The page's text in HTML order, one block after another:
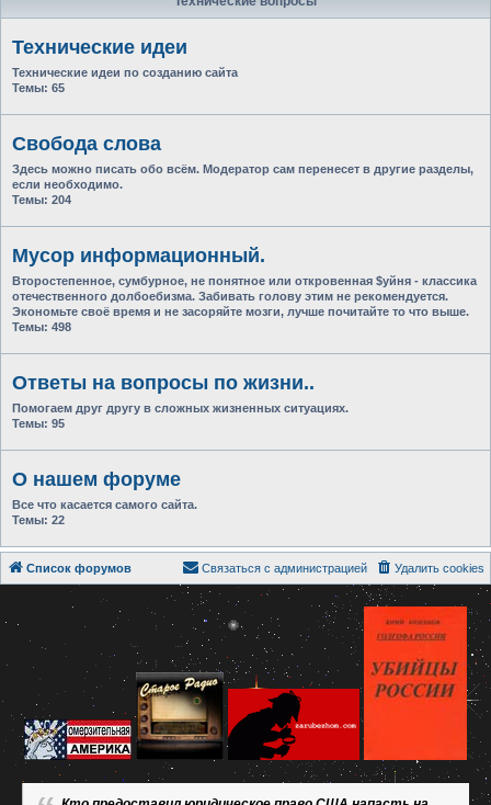
Технические идеи
Технические идеи по созданию сайта
Темы: 65
Свобода слова
Здесь можно писать обо всём. Модератор сам перенесет в другие разделы,
если необходимо.
Темы: 204
Мусор информационный.
Второстепенное, сумбурное, не понятное или откровенная $уйня - классика
отечественного долбоебизма. Забивать голову этим не рекомендуется.
Экономьте своё время и не засоряйте мозги, лучше почитайте то что выше.
Темы: 498
Ответы на вопросы по жизни..
Помогаем друг другу в сложных жизненных ситуациях.
Темы: 95
О нашем форуме
Все что касается самого сайта.
Темы: 22
Список форумов Удалить cookies
Связаться с администрацией